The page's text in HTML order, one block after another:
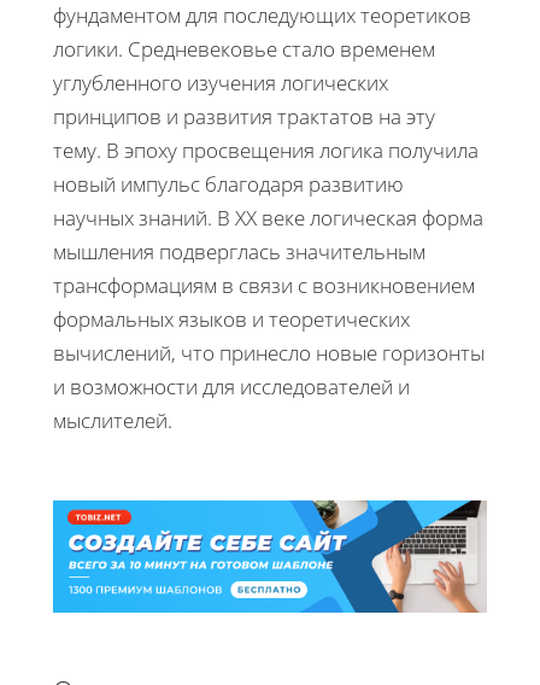
фундаментом для последующих теоретиков
логики. Средневековье стало временем
углубленного изучения логических
принципов и развития трактатов на эту
тему. В эпоху просвещения логика получила
новый импульс благодаря развитию
научных знаний. В XX веке логическая форма
мышления подверглась значительным
трансформациям в связи с возникновением
формальных языков и теоретических
вычислений, что принесло новые горизонты
и возможности для исследователей и
мыслителей.